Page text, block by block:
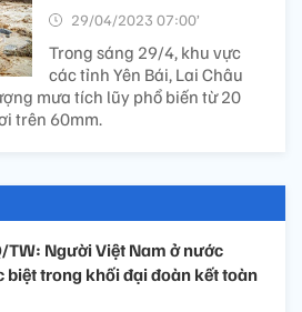
29/04/2023 07:00’
Trong sáng 29/4, khu vực
các tỉnh Yên Bái, Lai Châu
mưa tích lũy phổ biến từ 20
trên 60mm.
TW: Người Việt Nam ở nước
biệt trong khối đại đoàn kết toàn